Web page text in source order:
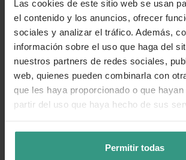
Las cookies de este sitio web se usan
el contenido y los anuncios, ofrecer
sociales y analizar el tráfico. Además,
información sobre el uso que haga del
nuestros partners de redes sociales,
web, quienes pueden combinarla con
que les haya proporcionado o que hayan
partir del uso que haya hecho de sus
Permitir todas
Cuidados
Categorías
Número de artículo:11250743
😐 Más o menos 👎 No